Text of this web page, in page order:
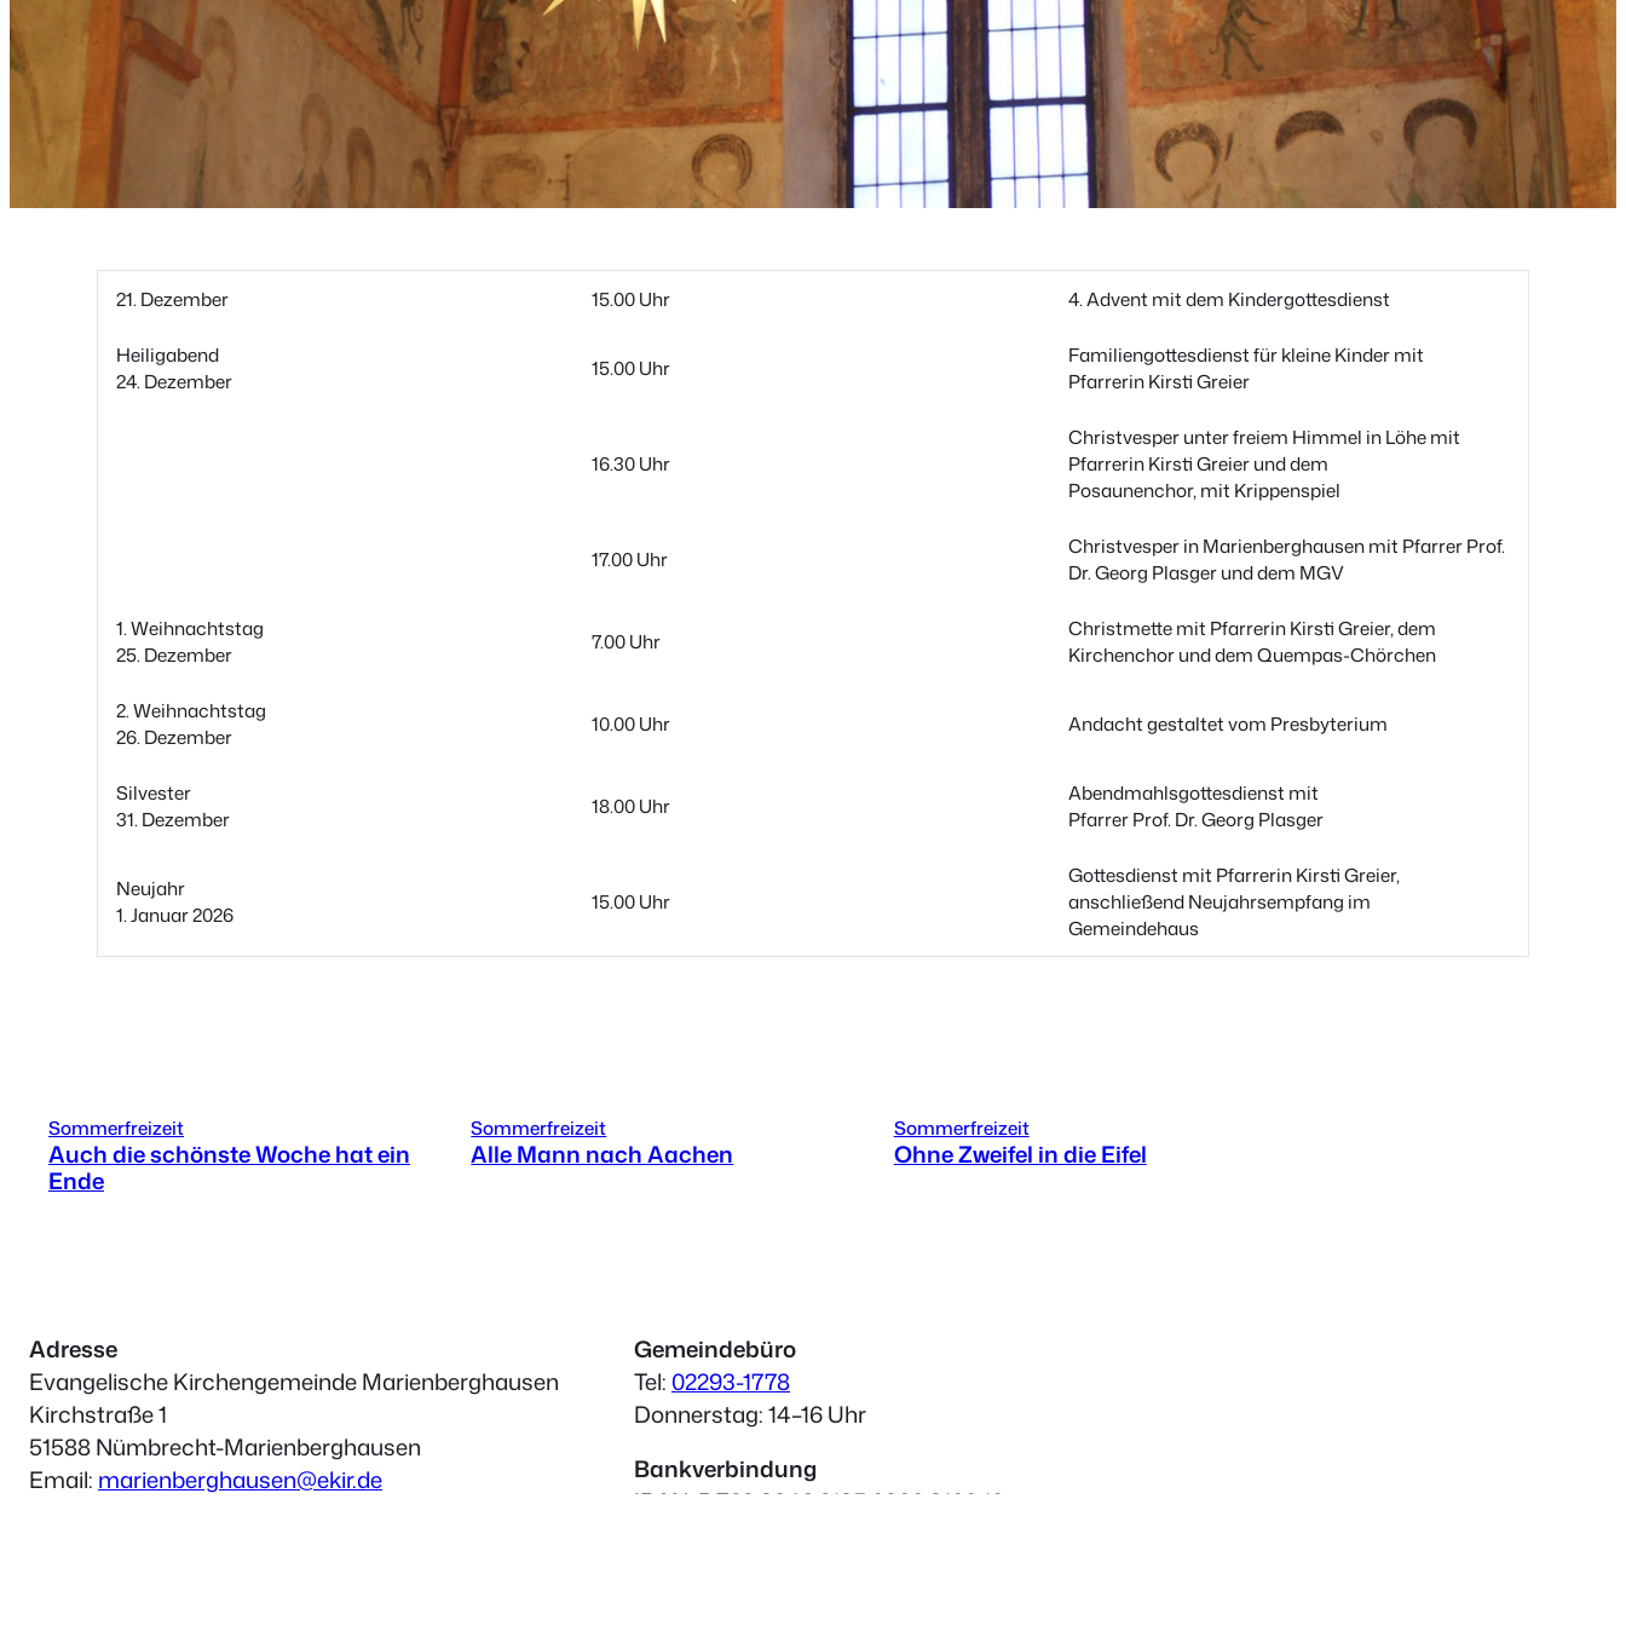
21. Dezember 15.00 Uhr 4. Advent mit dem Kindergottesdienst
Heiligabend
24. Dezember
15.00 Uhr
Familiengottesdienst für kleine Kinder mit
Pfarrerin Kirsti Greier
16.30 Uhr
Christvesper unter freiem Himmel in Löhe mit
Pfarrerin Kirsti Greier und dem
Posaunenchor, mit Krippenspiel
17.00 Uhr
Christvesper in Marienberghausen mit Pfarrer Prof.
Dr. Georg Plasger und dem MGV
1. Weihnachtstag
25. Dezember
7.00 Uhr
Christmette mit Pfarrerin Kirsti Greier, dem
Kirchenchor und dem Quempas-Chörchen
2. Weihnachtstag
26. Dezember
10.00 Uhr Andacht gestaltet vom Presbyterium
Silvester
31. Dezember
18.00 Uhr
Abendmahlsgottesdienst mit
Pfarrer Prof. Dr. Georg Plasger
Neujahr
1. Januar 2026
15.00 Uhr
Gottesdienst mit Pfarrerin Kirsti Greier,
anschließend Neujahrsempfang im
Gemeindehaus
Sommerfreizeit
Auch die schönste Woche hat ein
Ende
Sommerfreizeit
Alle Mann nach Aachen
Sommerfreizeit
Ohne Zweifel in die Eifel
Adresse
Evangelische Kirchengemeinde Marienberghausen
Kirchstraße 1
51588 Nümbrecht-Marienberghausen
Email: marienberghausen@ekir.de
Gemeindebüro
Tel: 02293-1778
Donnerstag: 14–16 Uhr
Bankverbindung
IBAN: DE23 3846 2135 0300 3100 10